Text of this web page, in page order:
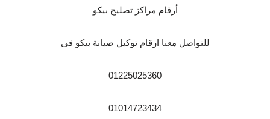
أرقام مراكز تصليح بيكو
للتواصل معنا ارقام توكيل صيانة بيكو فى
01225025360
01014723434